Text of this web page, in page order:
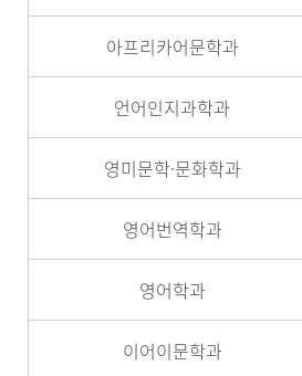
아프리카어문학과
언어인지과학과
영미문학·문화학과
영어번역학과
영어학과
이어이문학과